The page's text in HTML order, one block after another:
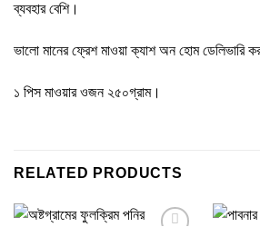
ব্যবহার বেশি।
ভালো মানের ফ্রেশ মাওয়া ক্যাশ অন হোম ডেলিভারি
১ পিস মাওয়ার ওজন ২৫০গ্রাম।
RELATED PRODUCTS